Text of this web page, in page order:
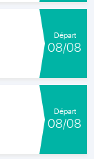
Départ
08/08
Départ
08/08